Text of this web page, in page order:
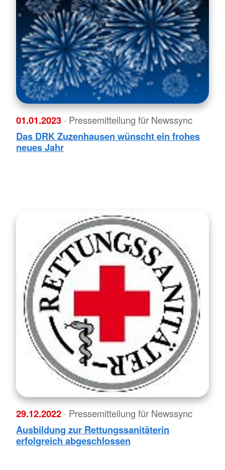
01.01.2023 · Pressemitteilung für Newssync
Das DRK Zuzenhausen wünscht ein frohes
neues Jahr
29.12.2022 · Pressemitteilung für Newssync
Ausbildung zur Rettungssanitäterin
erfolgreich abgeschlossen